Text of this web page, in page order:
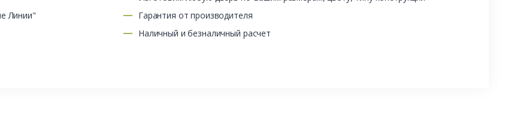
Линии"
Гарантия от производителя
Наличный и безналичный расчет